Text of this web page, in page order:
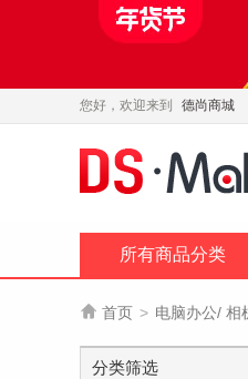
您好，欢迎来到 德尚商城
所有商品分类
 首页 > 电脑办公/ 相
分类筛选